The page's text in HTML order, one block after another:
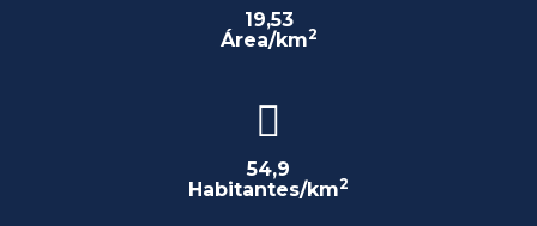
19,53
Área/km2
54,9
Habitantes/km2